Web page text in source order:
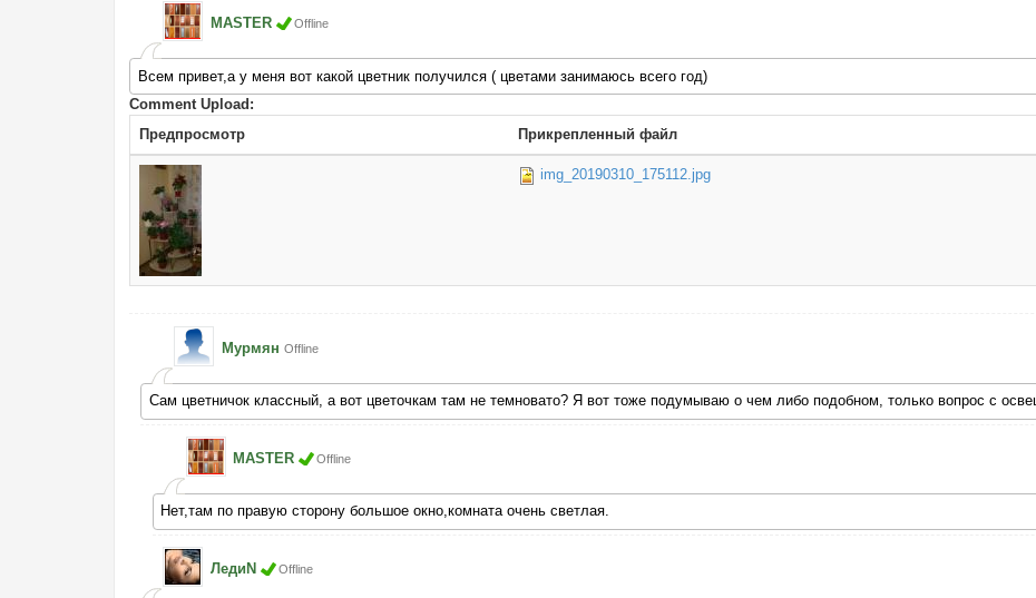
MASTER Offline
Всем привет,а у меня вот какой цветник получился ( цветами занимаюсь всего год)
Comment Upload:
Предпросмотр
Прикрепленный файл
img_20190310_175112.jpg
Мурмян Offline
Сам цветничок классный, а вот цветочкам там не темновато? Я вот тоже подумываю о чем либо подобном, только вопрос с
MASTER Offline
Нет,там по правую сторону большое окно,комната очень светлая.
ЛедиN Offline